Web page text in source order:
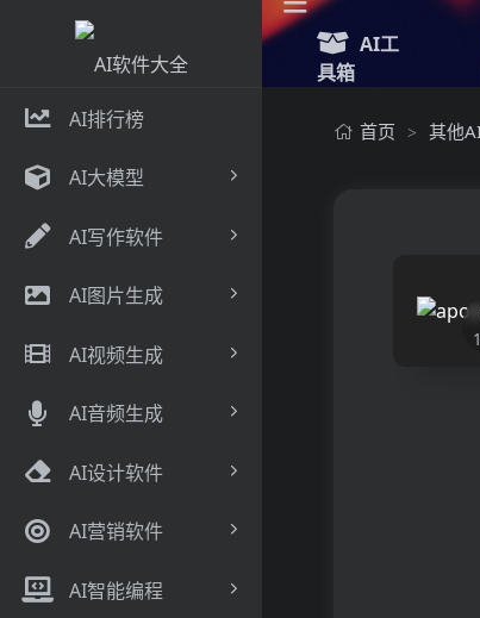
AI排行榜
AI大模型
AI写作软件
AI图片生成
AI视频生成
AI音频生成
AI设计软件
AI营销软件
AI智能编程
AI工
具箱
首页 > 其他